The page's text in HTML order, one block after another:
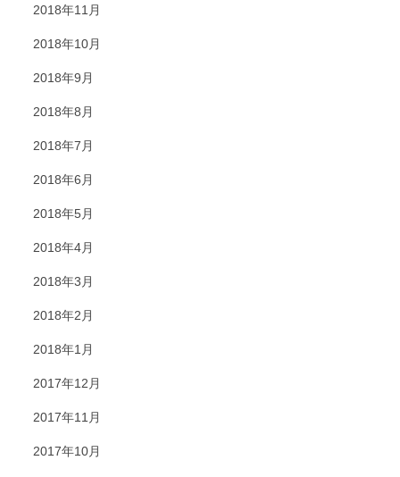
2018年11月
2018年10月
2018年9月
2018年8月
2018年7月
2018年6月
2018年5月
2018年4月
2018年3月
2018年2月
2018年1月
2017年12月
2017年11月
2017年10月